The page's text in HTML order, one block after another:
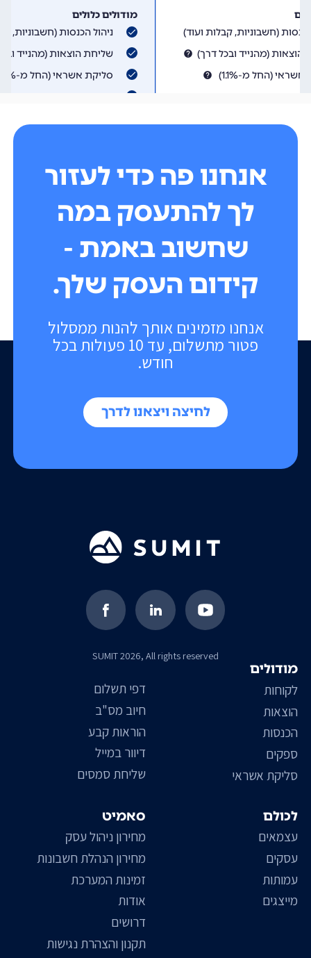
אנחנו מזמינים אותך להנות ממסלול
פטור מתשלום, עד 10 פעולות בכל
חודש.
לחיצה ויצאנו לדרך
אנחנו פה כדי לעזור
לך להתעסק במה
שחשוב באמת -
קידום העסק שלך.
SUMIT 2026, All rights reserved
סאמיט
מחירון ניהול עסק
מחירון הנהלת חשבונות
זמינות המערכת
אודות
דרושים
תקנון והצהרת נגישות
דפי תשלום
חיוב מס"ב
הוראות קבע
דיוור במייל
שליחת סמסים
מודולים
לקוחות
הוצאות
הכנסות
ספקים
סליקת אשראי
לכולם
עצמאים
עסקים
עמותות
מייצגים